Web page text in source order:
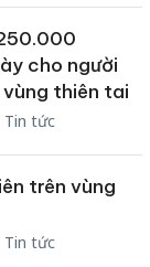
cho người
thiên tai
Tin tức
trên vùng
Tin tức